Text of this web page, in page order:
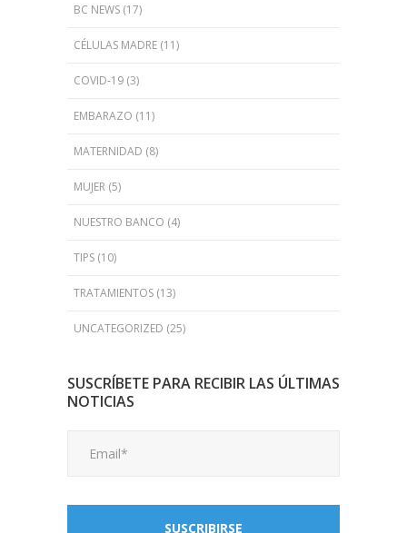
BC NEWS (17)
CÉLULAS MADRE (11)
COVID-19 (3)
EMBARAZO (11)
MATERNIDAD (8)
MUJER (5)
NUESTRO BANCO (4)
TIPS (10)
TRATAMIENTOS (13)
UNCATEGORIZED (25)
SUSCRÍBETE PARA RECIBIR LAS ÚLTIMAS
NOTICIAS